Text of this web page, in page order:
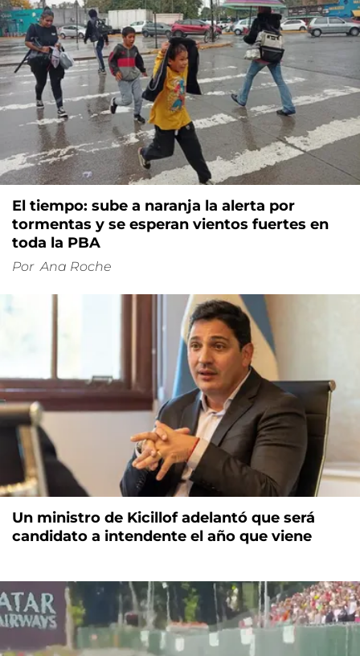
El tiempo: sube a naranja la alerta por
tormentas y se esperan vientos fuertes en
toda la PBA
Por Ana Roche
Un ministro de Kicillof adelantó que será
candidato a intendente el año que viene